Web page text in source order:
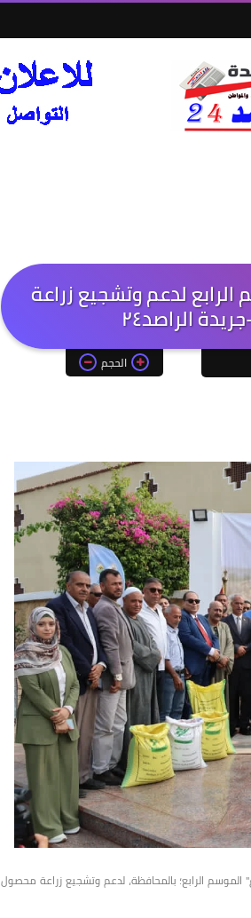
لدعم وتشجيع زراعة
الحجم
جلال، محافظ الإسماعيلية صباح اليوم الخميس ٦ نوفمبر ٢٠٢٥ مبادرة "ازرع" الموسم الرابع؛ بالمحافظة، لدعم وتشجيع زراعة محصول